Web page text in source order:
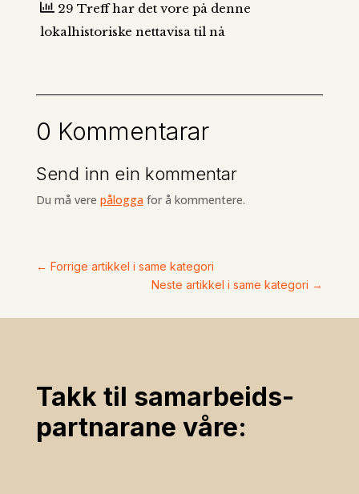
29 Treff har det vore på denne
lokalhistoriske nettavisa til nå
0 Kommentarar
Send inn ein kommentar
Du må vere påloggafor å kommentere.
← Forrige artikkel i same kategori
Neste artikkel i same kategori →
Takk til samarbeids­
partnarane våre: